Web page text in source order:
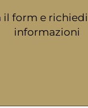
il form e
informazioni